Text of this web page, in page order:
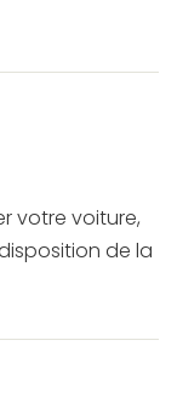
votre voiture,
de la